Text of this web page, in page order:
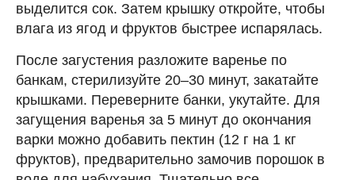
выделится сок. Затем крышку откройте, чтобы
влага из ягод и фруктов быстрее испарялась.
После загустения разложите варенье по
банкам, стерилизуйте 20–30 минут, закатайте
крышками. Переверните банки, укутайте. Для
загущения варенья за 5 минут до окончания
варки можно добавить пектин (12 г на 1 кг
фруктов), предварительно замочив порошок в